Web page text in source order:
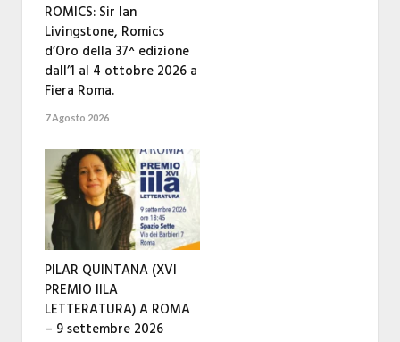
ROMICS: Sir Ian
Livingstone, Romics
d’Oro della 37^ edizione
dall’1 al 4 ottobre 2026 a
Fiera Roma.
7 Agosto 2026
PILAR QUINTANA (XVI
PREMIO IILA
LETTERATURA) A ROMA
– 9 settembre 2026